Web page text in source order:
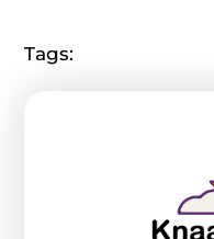
Tags: